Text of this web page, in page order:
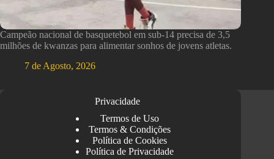
Campeão nacional de basquetebol em sub-14 precisa de 3,5
milhões de kwanzas para alimentar sonhos de jovens atletas.
7 de Agosto, 2026
Privacidade
Termos de Uso
Termos & Condições
Política de Cookies
Política de Privacidade